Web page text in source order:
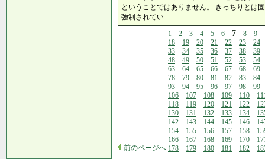
ということではありません。 きっちりとは
強制されてい....
前のページへ
1 2 3 4 5 6 7 8 9
18
19 20 21 22 23
24
33
34 35 36 37 38
39
48
49 50 51 52 53
54
63
64 65 66 67 68
69
78
79 80 81 82 83
84
93
94 95 96 97 98
99
106
107 108 109 110
118
119 120 121 122
130
131 132 133 134
142
143 144 145 146
154
155 156 157 158
166
167 168 169 170
178
179 180 181 182